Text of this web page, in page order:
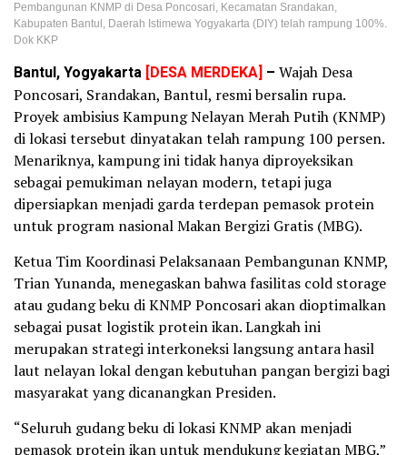
Pembangunan KNMP di Desa Poncosari, Kecamatan Srandakan,
Kabupaten Bantul, Daerah Istimewa Yogyakarta (DIY) telah rampung 100%.
Dok KKP
Bantul, Yogyakarta [DESA MERDEKA] – Wajah Desa
Poncosari, Srandakan, Bantul, resmi bersalin rupa.
Proyek ambisius Kampung Nelayan Merah Putih (KNMP)
di lokasi tersebut dinyatakan telah rampung 100 persen.
Menariknya, kampung ini tidak hanya diproyeksikan
sebagai pemukiman nelayan modern, tetapi juga
dipersiapkan menjadi garda terdepan pemasok protein
untuk program nasional Makan Bergizi Gratis (MBG).
Ketua Tim Koordinasi Pelaksanaan Pembangunan KNMP,
Trian Yunanda, menegaskan bahwa fasilitas cold storage
atau gudang beku di KNMP Poncosari akan dioptimalkan
sebagai pusat logistik protein ikan. Langkah ini
merupakan strategi interkoneksi langsung antara hasil
laut nelayan lokal dengan kebutuhan pangan bergizi bagi
masyarakat yang dicanangkan Presiden.
“Seluruh gudang beku di lokasi KNMP akan menjadi
pemasok protein ikan untuk mendukung kegiatan MBG,”